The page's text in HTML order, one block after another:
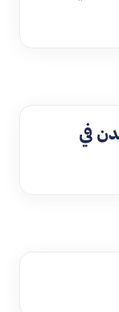
في